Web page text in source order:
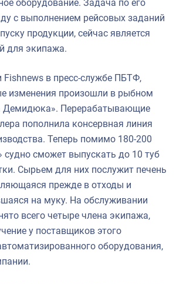
оборудование. Задача по его
с выполнением рейсовых заданий
продукции, сейчас является
для экипажа.
Fishnews в пресс-службе ПБТФ,
изменения произошли в рыбном
Демидюка». Перерабатывающие
пополнила консервная линия
Теперь помимо 180-200
судно сможет выпускать до 10 туб
Сырьем для них послужит печень
прежде в отходы и
на муку. На обслуживании
всего четыре члена экипажа,
у поставщиков этого
оборудования,